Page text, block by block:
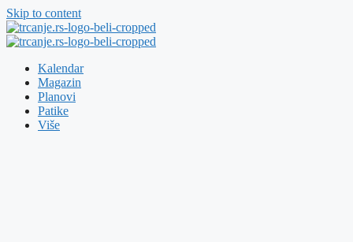
Skip to content
Kalendar
Magazin
Planovi
Patike
Više